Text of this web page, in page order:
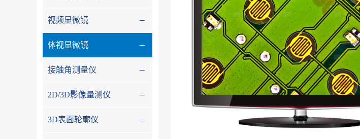
视频显微镜
体视显微镜
接触角测量仪
2D/3D影像量测仪
3D表面轮廓仪